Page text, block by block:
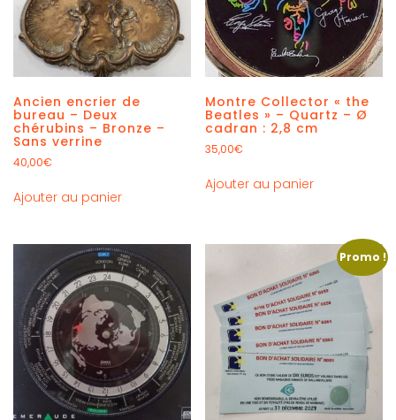
Ancien encrier de
bureau – Deux
chérubins – Bronze –
Sans verrine
40,00€
Ajouter au panier
Montre Collector « the
Beatles » – Quartz – Ø
cadran : 2,8 cm
35,00€
Ajouter au panier
Promo !